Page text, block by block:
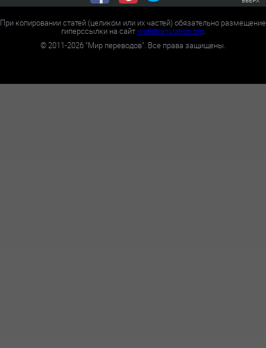
При копировании статей (целиком или их частей) обязательно размещение
гиперссылки на сайтworldtranslation.org.
©2011-2026 "Мир переводов". Все права защищены.